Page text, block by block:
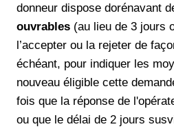
donneur dispose dorénavant
ouvrables (au lieu de 3 jours
l’accepter ou la rejeter de
échéant, pour indiquer les
nouveau éligible cette
fois que la réponse de
ou que le délai de 2 jours